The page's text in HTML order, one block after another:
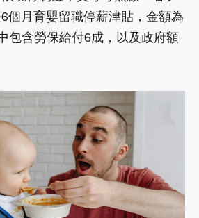
個月育嬰留職停薪津貼，金額為
包含勞保給付6成，以及政府額